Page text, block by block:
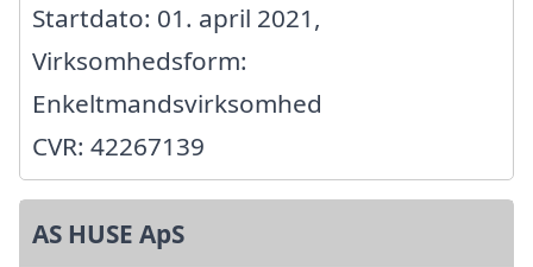
Startdato: 01. april 2021,
Virksomhedsform:
Enkeltmandsvirksomhed
CVR: 42267139
AS HUSE ApS